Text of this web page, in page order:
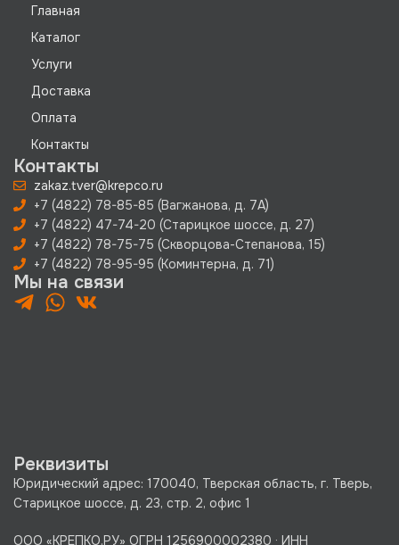
Главная
Каталог
Услуги
Доставка
Оплата
Контакты
Контакты
zakaz.tver@krepco.ru
+7 (4822) 78-85-85 (Вагжанова, д. 7А)
+7 (4822) 47-74-20 (Старицкое шоссе, д. 27)
+7 (4822) 78-75-75 (Скворцова-Степанова, 15)
+7 (4822) 78-95-95 (Коминтерна, д. 71)
Мы на связи
Реквизиты
Юридический адрес: 170040, Тверская область, г. Тверь,
Старицкое шоссе, д. 23, стр. 2, офис 1
ООО «КРЕПКО.РУ» ОГРН 1256900002380 · ИНН